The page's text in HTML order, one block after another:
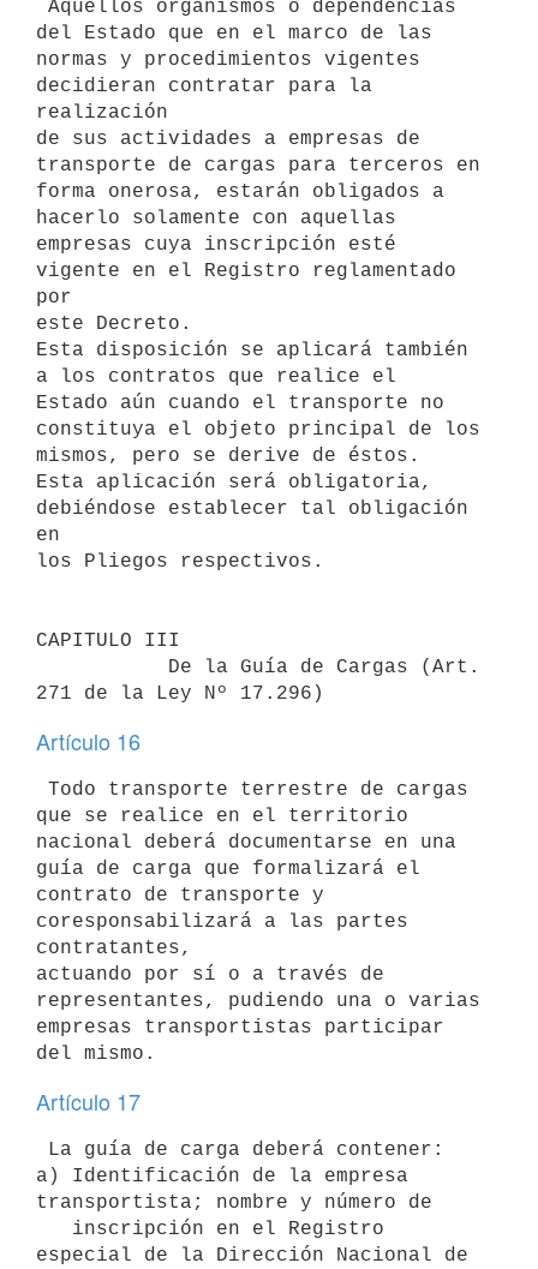
del Estado que en el marco de las
normas y procedimientos vigentes
decidieran contratar para la
realización
de sus actividades a empresas de
transporte de cargas para terceros en
forma onerosa, estarán obligados a
hacerlo solamente con aquellas
empresas cuya inscripción esté
vigente en el Registro reglamentado
por
este Decreto.
Esta disposición se aplicará también
a los contratos que realice el
Estado aún cuando el transporte no
constituya el objeto principal de los
mismos, pero se derive de éstos.
Esta aplicación será obligatoria,
debiéndose establecer tal obligación
en
los Pliegos respectivos.
CAPITULO III
Artículo 16
que se realice en el territorio
nacional deberá documentarse en una
guía de carga que formalizará el
contrato de transporte y
coresponsabilizará a las partes
contratantes,
actuando por sí o a través de
representantes, pudiendo una o varias
empresas transportistas participar
Artículo 17
a) Identificación de la empresa
transportista; nombre y número de
especial de la Dirección Nacional de